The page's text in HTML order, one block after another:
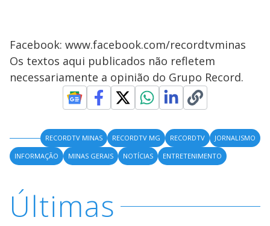
Facebook: www.facebook.com/recordtvminas
Os textos aqui publicados não refletem
necessariamente a opinião do Grupo Record.
RECORDTV MINAS RECORDTV MG RECORDTV
JORNALISMO
INFORMAÇÃO
MINAS GERAIS NOTÍCIAS ENTRETENIMENTO
Últimas